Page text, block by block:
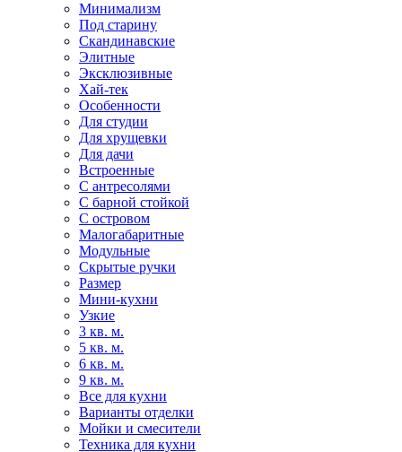
Минимализм
Под старину
Скандинавские
Элитные
Эксклюзивные
Хай-тек
Особенности
Для студии
Для хрущевки
Для дачи
Встроенные
С антресолями
С барной стойкой
С островом
Малогабаритные
Модульные
Скрытые ручки
Размер
Мини-кухни
Узкие
3 кв. м.
5 кв. м.
6 кв. м.
9 кв. м.
Все для кухни
Варианты отделки
Мойки и смесители
Техника для кухни